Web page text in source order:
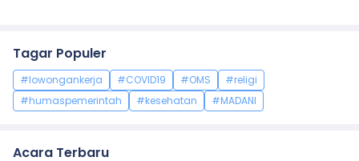
Tagar Populer
#lowongankerja #COVID19 #OMS
#religi
#humaspemerintah
#kesehatan #MADANI
Acara Terbaru